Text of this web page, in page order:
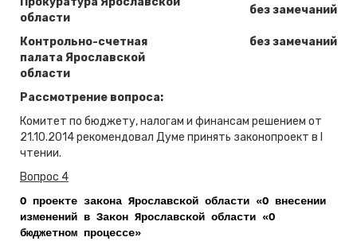
области
без замечаний
Контрольно-счетная
палата Ярославской
области
без замечаний
Рассмотрение вопроса:
Комитет по бюджету, налогам и финансам решением от
21.10.2014 рекомендовал Думе принять законопроект в I
чтении.
Вопрос 4
О проекте закона Ярославской области «О внесении
изменений в Закон Ярославской области «О
бюджетном процессе»